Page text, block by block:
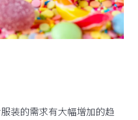
装的需求有大幅增加的趋